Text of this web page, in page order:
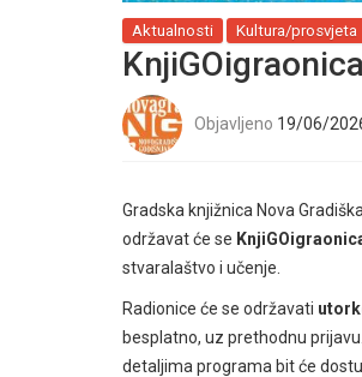
Aktualnosti Kultura/prosvjeta
Objavljeno 19/06/
Gradska knjižnica Nova
održavat će se
stvaralaštvo i učenje.
Radionice će se održavati
besplatno, uz prethodnu
detaljima programa bit će